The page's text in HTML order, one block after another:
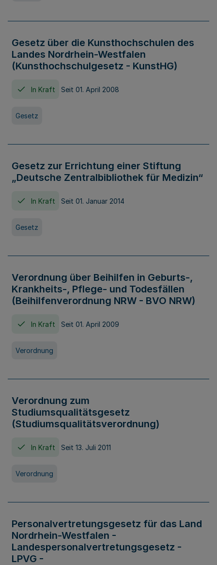
Gesetz über die Kunsthochschulen des
Landes Nordrhein-Westfalen
(Kunsthochschulgesetz - KunstHG)
In Kraft Seit 01. April 2008
Gesetz
Gesetz zur Errichtung einer Stiftung
„Deutsche Zentralbibliothek für Medizin“
In Kraft Seit 01. Januar 2014
Gesetz
Verordnung über Beihilfen in Geburts-,
Krankheits-, Pflege- und Todesfällen
(Beihilfenverordnung NRW - BVO NRW)
In Kraft Seit 01. April 2009
Verordnung
Verordnung zum
Studiumsqualitätsgesetz
(Studiumsqualitätsverordnung)
In Kraft Seit 13. Juli 2011
Verordnung
Personalvertretungsgesetz für das Land
Nordrhein-Westfalen -
Landespersonalvertretungsgesetz -
LPVG -